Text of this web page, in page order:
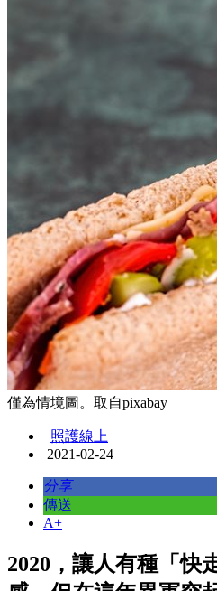
僅為情境圖。取自pixabay
照護線上
2021-02-24
分享
傳送
A+
2020，讓人有種「快